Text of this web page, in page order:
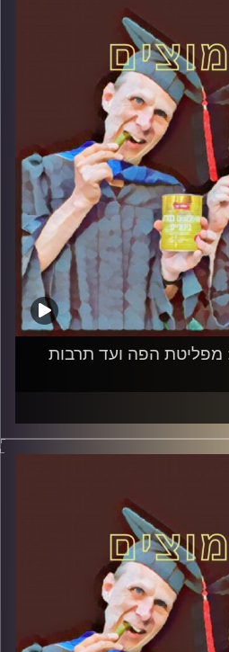
מפליטת הפה ועד תרבות
עם פרופסור בועז בן-